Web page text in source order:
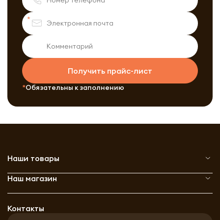
Получить прайс-лист
Обязательны к заполнению
Наши товары
Наш магазин
Контакты